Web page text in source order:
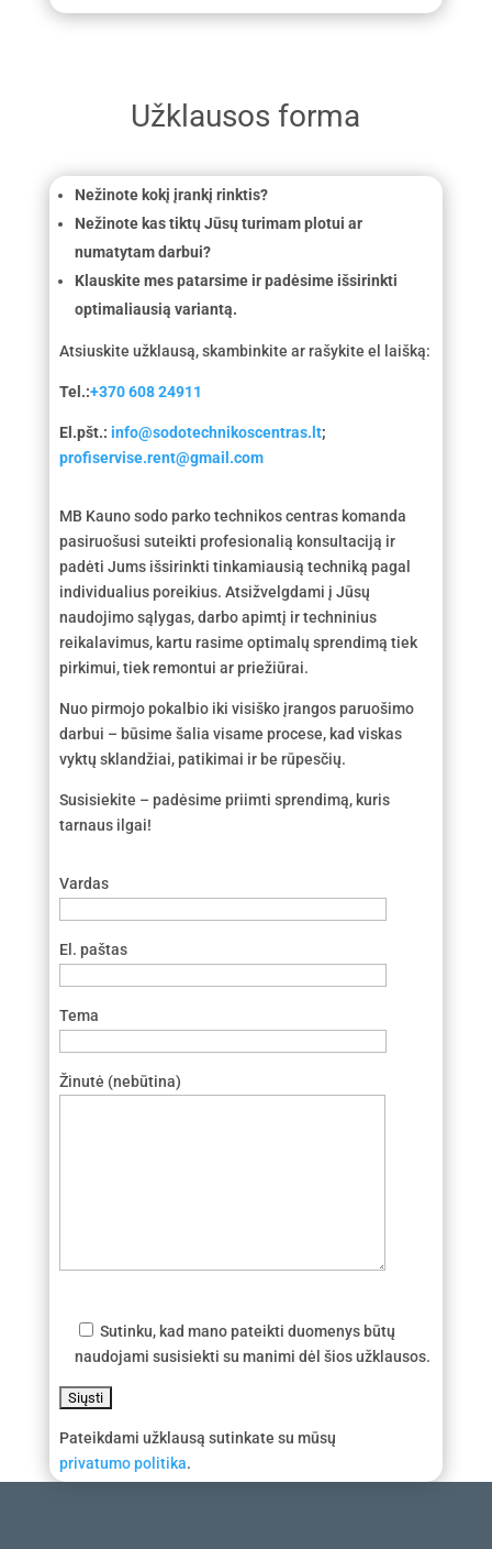
Užklausos forma
Nežinote kokį įrankį rinktis?
Nežinote kas tiktų Jūsų turimam plotui ar
numatytam darbui?
Klauskite mes patarsime ir padėsime išsirinkti
optimaliausią variantą.
Atsiuskite užklausą, skambinkite ar rašykite el laišką:
Tel.:+370 608 24911
El.pšt.: info@sodotechnikoscentras.lt;
profiservise.rent@gmail.com
MB Kauno sodo parko technikos centras komanda
pasiruošusi suteikti profesionalią konsultaciją ir
padėti Jums išsirinkti tinkamiausią techniką pagal
individualius poreikius. Atsižvelgdami į Jūsų
naudojimo sąlygas, darbo apimtį ir techninius
reikalavimus, kartu rasime optimalų sprendimą tiek
pirkimui, tiek remontui ar priežiūrai.
Nuo pirmojo pokalbio iki visiško įrangos paruošimo
darbui – būsime šalia visame procese, kad viskas
vyktų sklandžiai, patikimai ir be rūpesčių.
Susisiekite – padėsime priimti sprendimą, kuris
tarnaus ilgai!
Vardas
El. paštas
Tema
Žinutė (nebūtina)
Sutinku, kad mano pateikti duomenys būtų
naudojami susisiekti su manimi dėl šios užklausos.
Pateikdami užklausą sutinkate su mūsų
privatumo politika.